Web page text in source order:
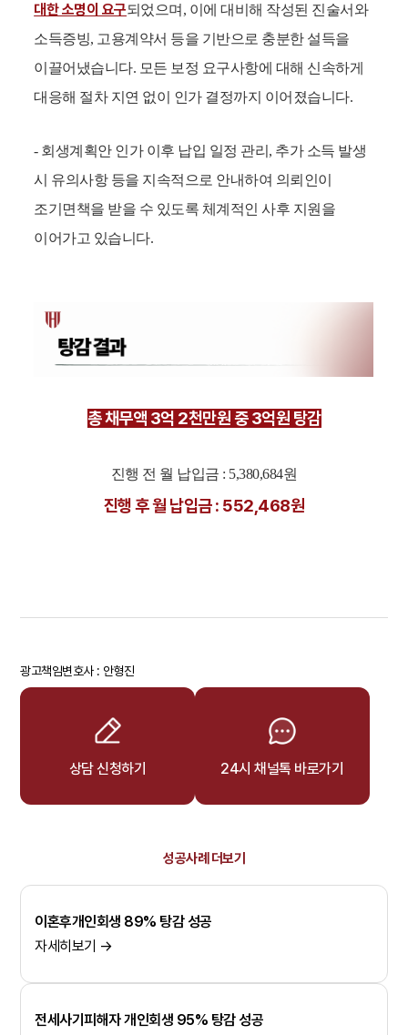
대한 소명이 요구되었으며, 이에 대비해 작성된 진술서와
소득증빙, 고용계약서 등을 기반으로 충분한 설득을
이끌어냈습니다. 모든 보정 요구사항에 대해 신속하게
대응해 절차 지연 없이 인가 결정까지 이어졌습니다.
- 회생계획안 인가 이후 납입 일정 관리, 추가 소득 발생
시 유의사항 등을 지속적으로 안내하여 의뢰인이
조기면책을 받을 수 있도록 체계적인 사후 지원을
이어가고 있습니다.
총 채무액 3억 2천만원 중 3억원 탕감
진행 전 월 납입금 : 5,380,684원
진행 후 월 납입금 : 552,468원
광고책임변호사 : 안형진
상담 신청하기 24시 채널톡 바로가기
성공사례 더보기
이혼후개인회생 89% 탕감 성공
자세히보기 →
전세사기피해자 개인회생 95% 탕감 성공